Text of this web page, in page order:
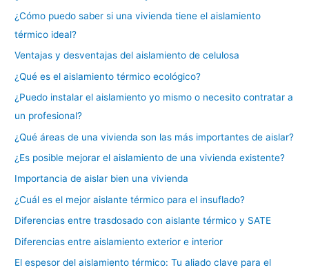
¿Cómo puedo saber si una vivienda tiene el aislamiento
térmico ideal?
Ventajas y desventajas del aislamiento de celulosa
¿Qué es el aislamiento térmico ecológico?
¿Puedo instalar el aislamiento yo mismo o necesito contratar a
un profesional?
¿Qué áreas de una vivienda son las más importantes de aislar?
¿Es posible mejorar el aislamiento de una vivienda existente?
Importancia de aislar bien una vivienda
¿Cuál es el mejor aislante térmico para el insuflado?
Diferencias entre trasdosado con aislante térmico y SATE
Diferencias entre aislamiento exterior e interior
El espesor del aislamiento térmico: Tu aliado clave para el